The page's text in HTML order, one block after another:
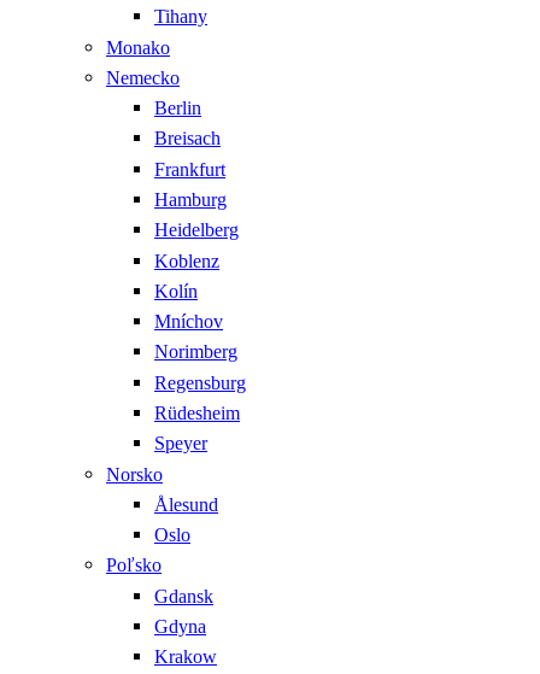
Tihany
Monako
Nemecko
Berlin
Breisach
Frankfurt
Hamburg
Heidelberg
Koblenz
Kolín
Mníchov
Norimberg
Regensburg
Rüdesheim
Speyer
Norsko
Ålesund
Oslo
Poľsko
Gdansk
Gdyna
Krakow